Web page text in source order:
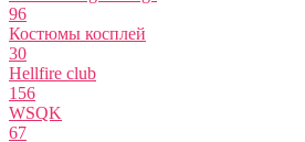
96
Костюмы косплей
30
Hellfire club
156
WSQK
67